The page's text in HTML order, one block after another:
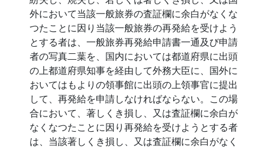
外において当該一般旅券の査証欄に余白がなくな
つたことに因り当該一般旅券の再発給を受けよう
とする者は、一般旅券再発給申請書一通及び申請
者の写真二葉を、国内においては都道府県に出頭
の上都道府県知事を経由して外務大臣に、国外に
おいてはもよりの領事館に出頭の上領事官に提出
して、再発給を申請しなければならない。この場
合において、著しくき損し、又は査証欄に余白が
なくなつたことに因り再発給を受けようとする者
は、当該著しくき損し、又は査証欄に余白がなく